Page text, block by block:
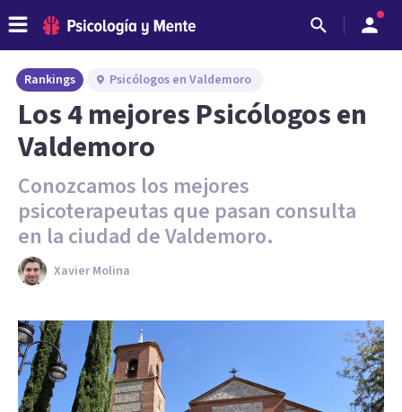
Rankings Psicólogos en Valdemoro
Los 4 mejores Psicólogos en
Valdemoro
Conozcamos los mejores
psicoterapeutas que pasan consulta
en la ciudad de Valdemoro.
Xavier Molina